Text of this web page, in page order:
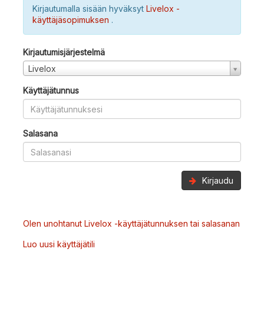
Kirjautumalla sisään hyväksyt Livelox -
käyttäjäsopimuksen .
Kirjautumisjärjestelmä
Livelox
Käyttäjätunnus
Salasana
Kirjaudu
Olen unohtanut Livelox -käyttäjätunnuksen tai salasanan
Luo uusi käyttäjätili